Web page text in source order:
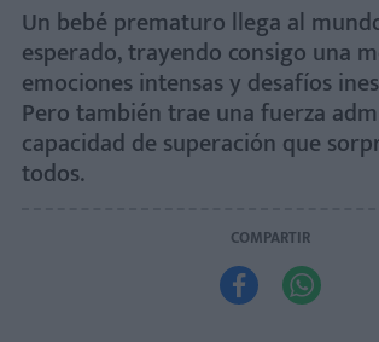
Un bebé prematuro llega al
esperado, trayendo consigo una
emociones intensas y desafíos
Pero también trae una fuerza
capacidad de superación que
todos.
COMPARTIR
 